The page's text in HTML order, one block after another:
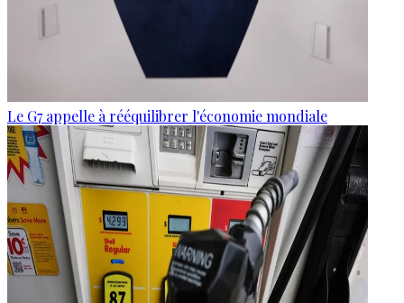
Le G7 appelle à rééquilibrer l'économie mondiale